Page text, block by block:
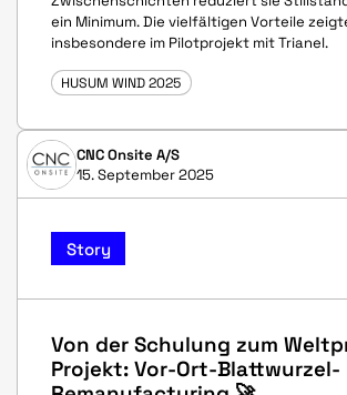
ein Minimum. Die vielfältigen Vorteile
insbesondere im Pilotprojekt mit Trianel.
HUSUM WIND 2025
CNC Onsite A/S
15. September 2025
Story
Von der Schulung zum
Projekt: Vor-Ort-Blattwurzel-